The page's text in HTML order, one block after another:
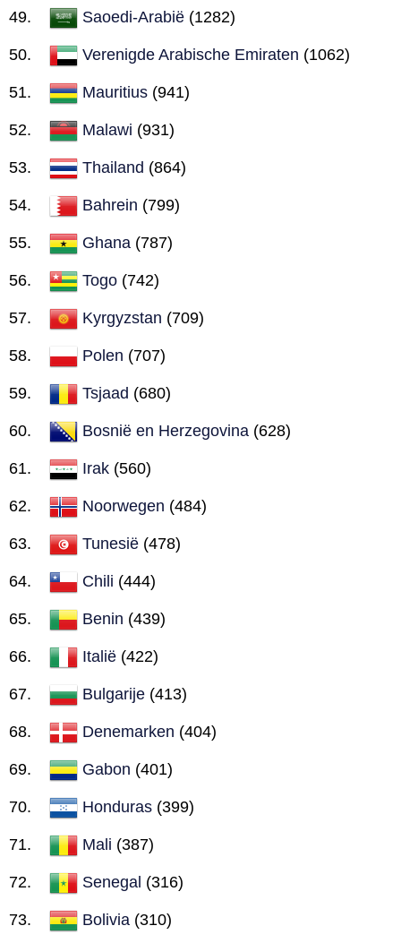
Saoedi-Arabië (1282)
Verenigde Arabische Emiraten (1062)
Mauritius (941)
Malawi (931)
Thailand (864)
Bahrein (799)
Ghana (787)
Togo (742)
Kyrgyzstan (709)
Polen (707)
Tsjaad (680)
Bosnië en Herzegovina (628)
Irak (560)
Noorwegen (484)
Tunesië (478)
Chili (444)
Benin (439)
Italië (422)
Bulgarije (413)
Denemarken (404)
Gabon (401)
Honduras (399)
Mali (387)
Senegal (316)
Bolivia (310)